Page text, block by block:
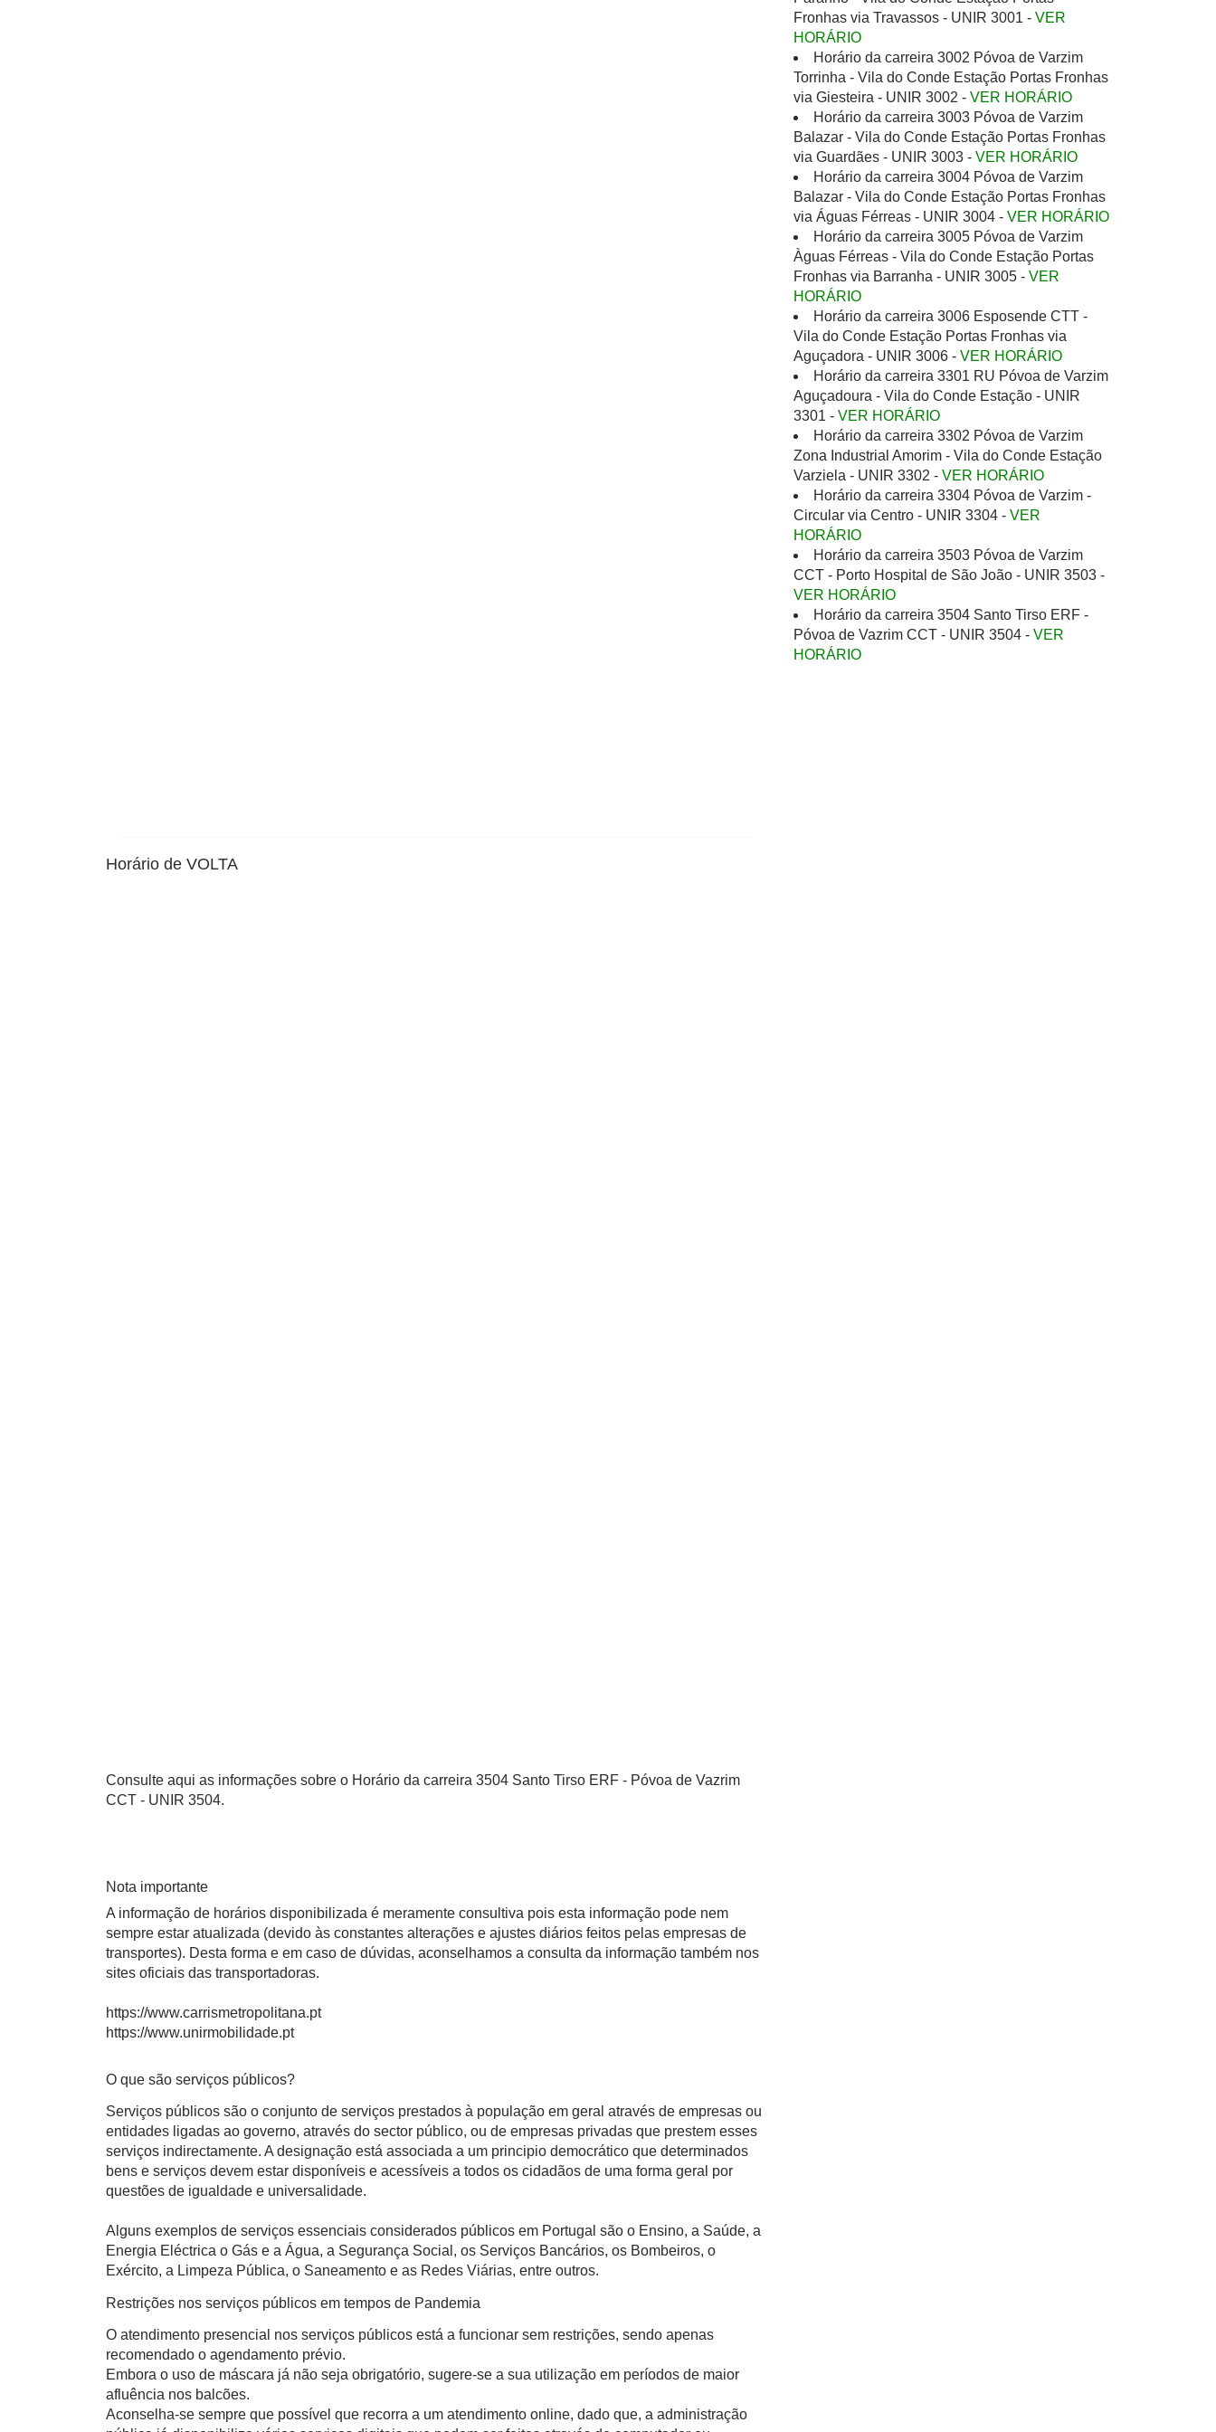
Horário de VOLTA
Consulte aqui as informações sobre o Horário da carreira 3504 Santo Tirso ERF - Póvoa de Vazrim
CCT - UNIR 3504.
Nota importante
A informação de horários disponibilizada é meramente consultiva pois esta informação pode nem
sempre estar atualizada (devido às constantes alterações e ajustes diários feitos pelas empresas de
transportes). Desta forma e em caso de dúvidas, aconselhamos a consulta da informação também nos
sites oficiais das transportadoras.
https://www.carrismetropolitana.pt
https://www.unirmobilidade.pt
O que são serviços públicos?
Serviços públicos são o conjunto de serviços prestados à população em geral através de empresas ou
entidades ligadas ao governo, através do sector público, ou de empresas privadas que prestem esses
serviços indirectamente. A designação está associada a um principio democrático que determinados
bens e serviços devem estar disponíveis e acessíveis a todos os cidadãos de uma forma geral por
questões de igualdade e universalidade.
Alguns exemplos de serviços essenciais considerados públicos em Portugal são o Ensino, a Saúde, a
Energia Eléctrica o Gás e a Água, a Segurança Social, os Serviços Bancários, os Bombeiros, o
Exército, a Limpeza Pública, o Saneamento e as Redes Viárias, entre outros.
Restrições nos serviços públicos em tempos de Pandemia
O atendimento presencial nos serviços públicos está a funcionar sem restrições, sendo apenas
recomendado o agendamento prévio.
Embora o uso de máscara já não seja obrigatório, sugere-se a sua utilização em períodos de maior
afluência nos balcões.
Aconselha-se sempre que possível que recorra a um atendimento online, dado que, a administração
Fronhas via Travassos - UNIR 3001 - VER
HORÁRIO
Horário da carreira 3002 Póvoa de Varzim
Torrinha - Vila do Conde Estação Portas Fronhas
via Giesteira - UNIR 3002 - VER HORÁRIO
Horário da carreira 3003 Póvoa de Varzim
Balazar - Vila do Conde Estação Portas Fronhas
via Guardães - UNIR 3003 - VER HORÁRIO
Horário da carreira 3004 Póvoa de Varzim
Balazar - Vila do Conde Estação Portas Fronhas
via Águas Férreas - UNIR 3004 - VER HORÁRIO
Horário da carreira 3005 Póvoa de Varzim
Àguas Férreas - Vila do Conde Estação Portas
Fronhas via Barranha - UNIR 3005 - VER
HORÁRIO
Horário da carreira 3006 Esposende CTT -
Vila do Conde Estação Portas Fronhas via
Aguçadora - UNIR 3006 - VER HORÁRIO
Horário da carreira 3301 RU Póvoa de Varzim
Aguçadoura - Vila do Conde Estação - UNIR
3301 - VER HORÁRIO
Horário da carreira 3302 Póvoa de Varzim
Zona Industrial Amorim - Vila do Conde Estação
Varziela - UNIR 3302 - VER HORÁRIO
Horário da carreira 3304 Póvoa de Varzim -
Circular via Centro - UNIR 3304 - VER
HORÁRIO
Horário da carreira 3503 Póvoa de Varzim
CCT - Porto Hospital de São João - UNIR 3503 -
VER HORÁRIO
Horário da carreira 3504 Santo Tirso ERF -
Póvoa de Vazrim CCT - UNIR 3504 - VER
HORÁRIO